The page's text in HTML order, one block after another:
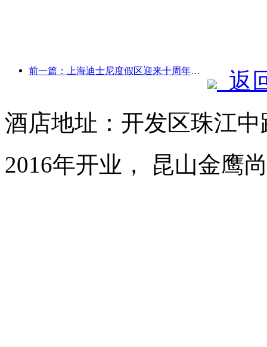
前一篇：上海迪士尼度假区迎来十周年，累计接待游客超1亿人次
返
酒店地址：开发区珠江
2016年开业， 昆山金